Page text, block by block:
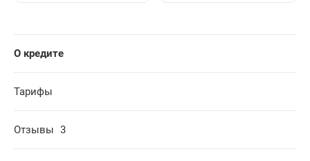
О кредите
Тарифы
Отзывы 3